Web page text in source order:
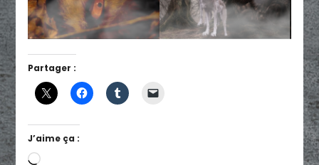
Partager :
J’aime ça :
Chargement…